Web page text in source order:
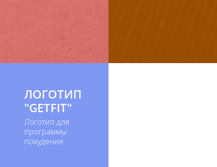
ЛОГОТИП
"GETFIT"
Логотип для
программы
похудения